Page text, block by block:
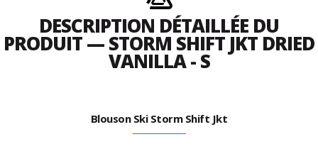
DESCRIPTION DÉTAILLÉE DU
PRODUIT — STORM SHIFT JKT DRIED
VANILLA - S
Blouson Ski Storm Shift Jkt